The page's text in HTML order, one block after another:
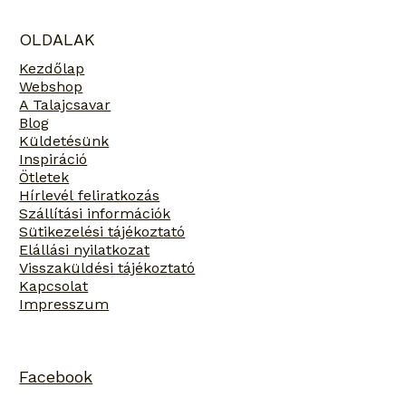
OLDALAK
Kezdőlap
Webshop
A Talajcsavar
Blog
Küldetésünk
Inspiráció
Ötletek
Hírlevél feliratkozás
Szállítási információk
Sütikezelési tájékoztató
Elállási nyilatkozat
Visszaküldési tájékoztató
Kapcsolat
Impresszum
Facebook